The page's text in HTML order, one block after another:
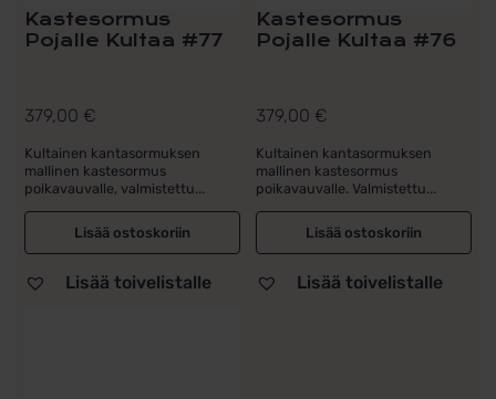
Kastesormus
Pojalle Kultaa #77
379,00 €
Kultainen kantasormuksen
mallinen kastesormus
poikavauvalle, valmistettu...
Lisää ostoskoriin
Lisää toivelistalle
Kastesormus
Pojalle Kultaa #76
379,00 €
Kultainen kantasormuksen
mallinen kastesormus
poikavauvalle. Valmistettu...
Lisää ostoskoriin
Lisää toivelistalle